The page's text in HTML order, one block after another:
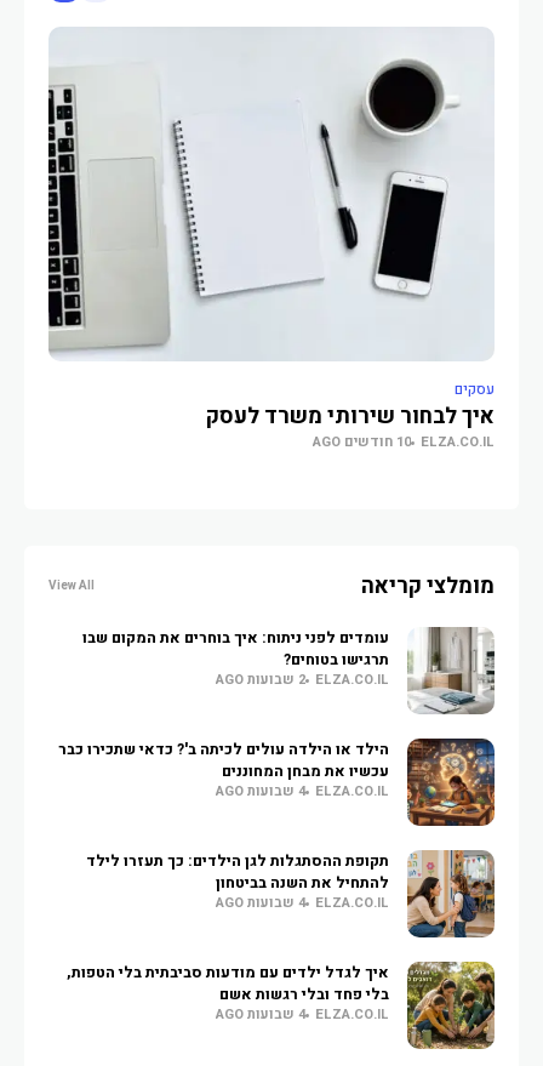
עסקים
איך לבחור שירותי משרד לעסק
ELZA.CO.IL 10 חודשים AGO
מומלצי קריאה View All
עומדים לפני ניתוח: איך בוחרים את המקום שבו
תרגישו בטוחים?
ELZA.CO.IL 2 שבועות AGO
הילד או הילדה עולים לכיתה ב'? כדאי שתכירו כבר
עכשיו את מבחן המחוננים
ELZA.CO.IL 4 שבועות AGO
תקופת ההסתגלות לגן הילדים: כך תעזרו לילד
להתחיל את השנה בביטחון
ELZA.CO.IL 4 שבועות AGO
איך לגדל ילדים עם מודעות סביבתית בלי הטפות,
בלי פחד ובלי רגשות אשם
ELZA.CO.IL 4 שבועות AGO